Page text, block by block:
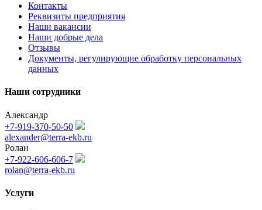
Контакты
Реквизиты предприятия
Наши вакансии
Наши добрые дела
Отзывы
Документы, регулирующие обработку персональных
данных
Наши сотрудники
Александр
+7-919-370-50-50
alexander@terra-ekb.ru
Ролан
+7-922-606-606-7
rolan@terra-ekb.ru
Услуги